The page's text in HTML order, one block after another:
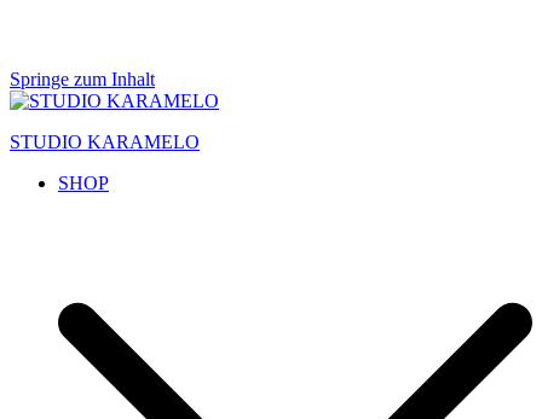
Springe zum Inhalt
STUDIO KARAMELO
SHOP